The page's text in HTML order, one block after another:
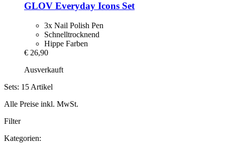
GLOV Everyday Icons Set
3x Nail Polish Pen
Schnelltrocknend
Hippe Farben
€ 26,90
Ausverkauft
Sets: 15 Artikel
Alle Preise inkl. MwSt.
Filter
Kategorien: